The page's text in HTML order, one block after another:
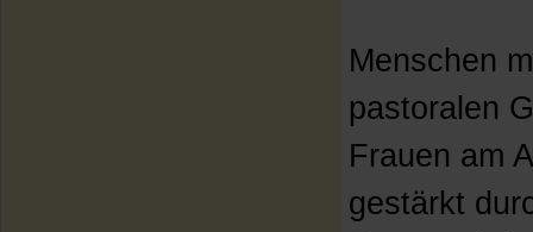
Menschen
pastoralen
Frauen am
gestärkt